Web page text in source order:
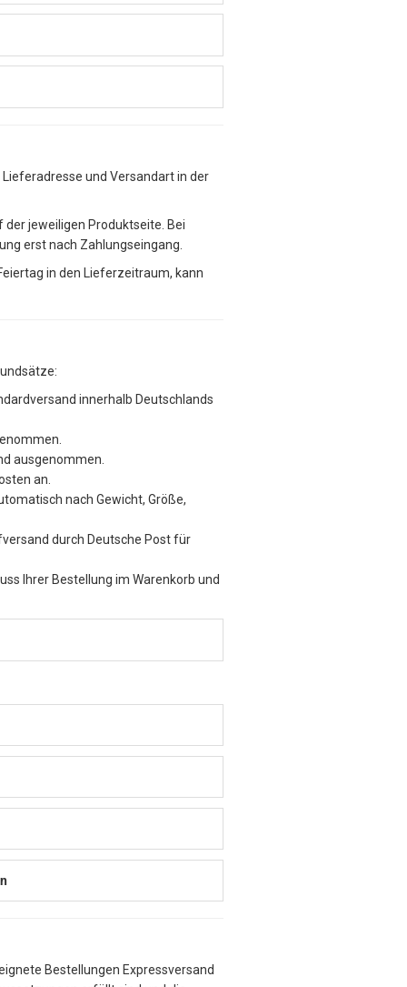
und Versandart in der
jeweiligen Produktseite. Bei
erst nach Zahlungseingang.
in den Lieferzeitraum, kann
innerhalb Deutschlands
ausgenommen.
an.
nach Gewicht, Größe,
durch Deutsche Post für
Ihrer Bestellung im Warenkorb und
Bestellungen Expressversand